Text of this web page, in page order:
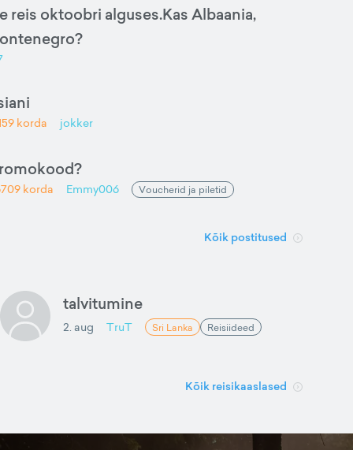
reis oktoobri alguses.Kas Albaania,
korda jokker
korda Emmy006 Voucherid ja piletid
Kõik postitused
talvitumine
2. aug TruT Sri Lanka Reisiideed
Kõik reisikaaslased